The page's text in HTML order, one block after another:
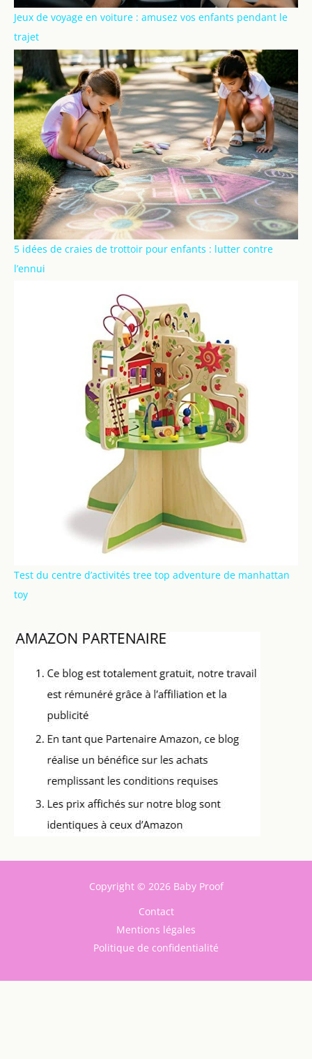
Jeux de voyage en voiture : amusez vos enfants pendant le
trajet
5 idées de craies de trottoir pour enfants : lutter contre
l’ennui
Test du centre d’activités tree top adventure de manhattan
toy
Copyright © 2026 Baby Proof
Contact
Mentions légales
Politique de confidentialité